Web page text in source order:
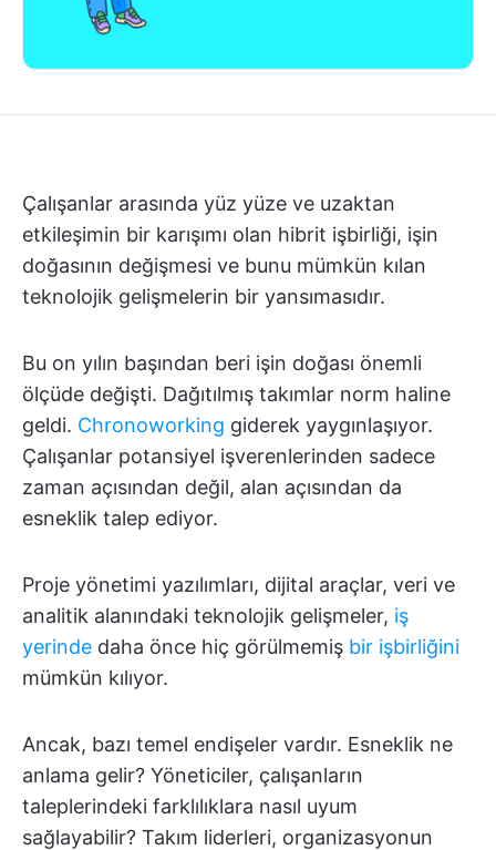
Çalışanlar arasında yüz yüze ve uzaktan
etkileşimin bir karışımı olan hibrit işbirliği, işin
doğasının değişmesi ve bunu mümkün kılan
teknolojik gelişmelerin bir yansımasıdır.
Bu on yılın başından beri işin doğası önemli
ölçüde değişti. Dağıtılmış takımlar norm haline
geldi. Chronoworking giderek yaygınlaşıyor.
Çalışanlar potansiyel işverenlerinden sadece
zaman açısından değil, alan açısından da
esneklik talep ediyor.
Proje yönetimi yazılımları, dijital araçlar, veri ve
analitik alanındaki teknolojik gelişmeler, iş
yerinde daha önce hiç görülmemiş bir işbirliğini
mümkün kılıyor.
Ancak, bazı temel endişeler vardır. Esneklik ne
anlama gelir? Yöneticiler, çalışanların
taleplerindeki farklılıklara nasıl uyum
sağlayabilir? Takım liderleri, organizasyonun